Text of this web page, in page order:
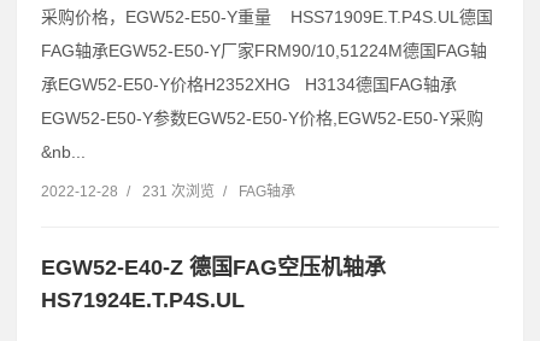
采购价格，EGW52-E50-Y重量 HSS71909E.T.P4S.UL德国
FAG轴承EGW52-E50-Y厂家FRM90/10,51224M德国FAG轴
承EGW52-E50-Y价格H2352XHG H3134德国FAG轴承
EGW52-E50-Y参数EGW52-E50-Y价格,EGW52-E50-Y采购
&nb...
2022-12-28 / 231 次浏览 / FAG轴承
EGW52-E40-Z 德国FAG空压机轴承
HS71924E.T.P4S.UL